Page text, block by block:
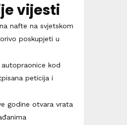
vijesti
nafte na svjetskom
poskupjeti u
kod
peticija i
godine otvara vrata